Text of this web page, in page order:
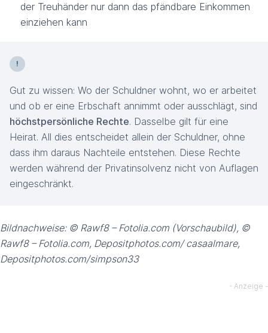
der Treuhänder nur dann das pfändbare Einkommen
einziehen kann
Gut zu wissen: Wo der Schuldner wohnt, wo er arbeitet
und ob er eine Erbschaft annimmt oder ausschlägt, sind
höchstpersönliche Rechte. Dasselbe gilt für eine
Heirat. All dies entscheidet allein der Schuldner, ohne
dass ihm daraus Nachteile entstehen. Diese Rechte
werden während der Privatinsolvenz nicht von Auflagen
eingeschränkt.
Bildnachweise: © Rawf8 – Fotolia.com (Vorschaubild), ©
Rawf8 – Fotolia.com, Depositphotos.com/ casaalmare,
Depositphotos.com/simpson33